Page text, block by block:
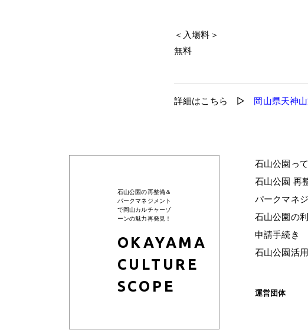
＜入場料＞
無料
詳細はこちら ▷ 岡山県天神
石山公園の再整備＆
パークマネジメント
で岡山カルチャーゾ
ーンの魅力再発見！
OKAYAMA
CULTURE
SCOPE
石山公園っ
石山公園 再
パークマネ
石山公園の
申請手続き
石山公園活
運営団体